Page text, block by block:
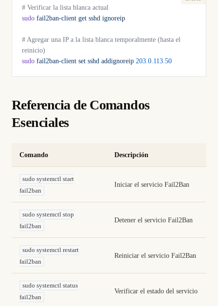
# Verificar la lista blanca actual
sudo fail2ban-client get sshd ignoreip
# Agregar una IP a la lista blanca temporalmente (hasta el
reinicio)
sudo fail2ban-client set sshd addignoreip 203.0.113.50
Referencia de Comandos
Esenciales
Comando Descripción
sudo systemctl start
fail2ban
Iniciar el servicio Fail2Ban
sudo systemctl stop
fail2ban
Detener el servicio Fail2Ban
sudo systemctl restart
fail2ban
Reiniciar el servicio Fail2Ban
sudo systemctl status
fail2ban
Verificar el estado del servicio